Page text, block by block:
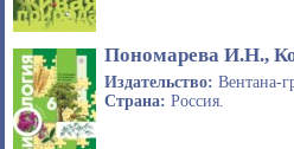
Пономарева И.Н.,
Издательство: Вентана-
Страна: Россия.